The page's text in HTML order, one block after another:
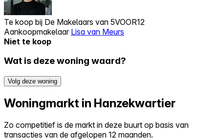
Te koop bij De Makelaars van 5VOOR12
Aankoopmakelaar Lisa van Meurs
Niet te koop
Wat is deze woning waard?
Volg deze woning
Woningmarkt in Hanzekwartier
Zo competitief is de markt in deze buurt op basis van
transacties van de afgelopen 12 maanden.